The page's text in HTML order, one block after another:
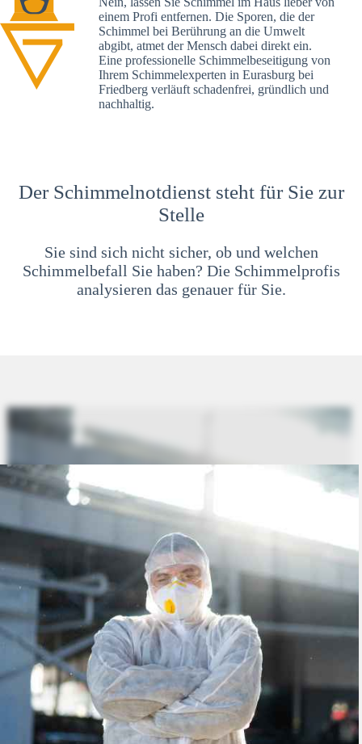
einem Profi entfernen. Die Sporen, die der
Schimmel bei Berührung an die Umwelt
abgibt, atmet der Mensch dabei direkt ein.
Eine professionelle Schimmelbeseitigung von
Ihrem Schimmelexperten in Eurasburg bei
Friedberg verläuft schadenfrei, gründlich und
nachhaltig.
Der Schimmelnotdienst steht für Sie zur
Stelle
Sie sind sich nicht sicher, ob und welchen
Schimmelbefall Sie haben? Die Schimmelprofis
analysieren das genauer für Sie.